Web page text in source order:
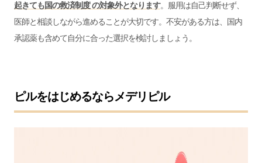
起きても国の救済制度 の対象外となります。服用は自己判断せず、
医師と相談しながら進めることが大切です。不安がある方は、国内
承認薬も含めて自分に合った選択を検討しましょう。
ピルをはじめるならメデリピル